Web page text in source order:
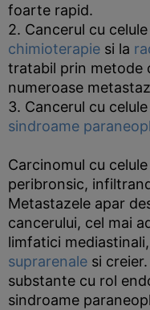
foarte rapid.
2. Cancerul cu
chimioterapie si la
tratabil prin metode
numeroase
3. Cancerul cu
sindroame
Carcinomul cu
peribronsic,
Metastazele apar
cancerului, cel mai
limfatici
suprarenale si
substante cu rol
sindroame